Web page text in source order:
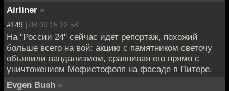
Airliner »
#149 | 08.09.15 22:58
На "России 24" сейчас идет репортаж, похожий
больше всего на вой: акцию с памятником светочу
объявили вандализмом, сравнивая его прямо с
уничтожением Мефистофеля на фасаде в Питере.
Evgen Bush »